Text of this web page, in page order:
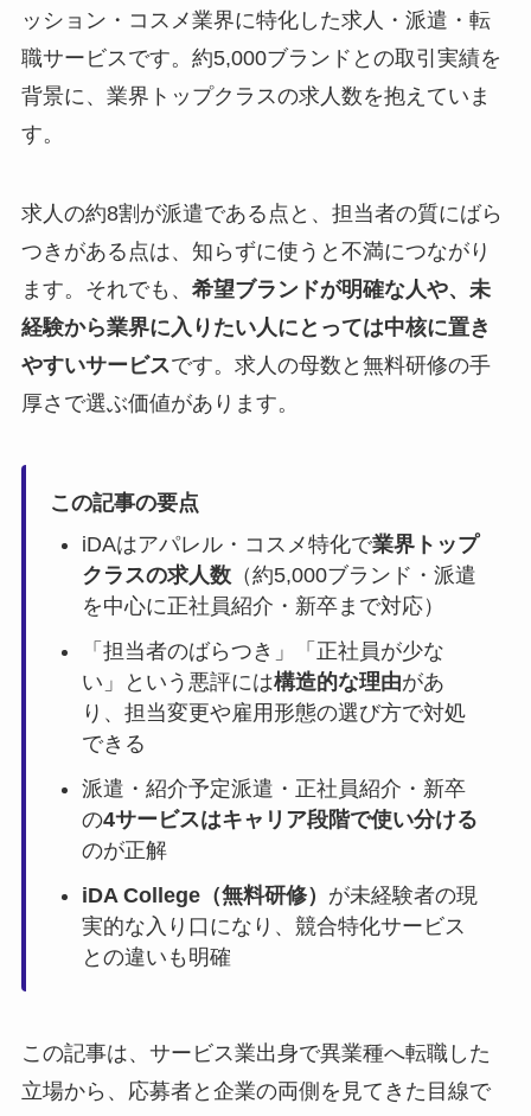
ッション・コスメ業界に特化した求人・派遣・転
職サービスです。約5,000ブランドとの取引実績を
背景に、業界トップクラスの求人数を抱えていま
す。
求人の約8割が派遣である点と、担当者の質にばら
つきがある点は、知らずに使うと不満につながり
ます。それでも、 希望ブランドが明確な人や、未
経験から業界に入りたい人にとっては中核に置き
やすいサービスです。求人の母数と無料研修の手
厚さで選ぶ価値があります。
この記事の要点
iDAはアパレル・コスメ特化で業界トップ
クラスの求人数（約5,000ブランド・派遣
を中心に正社員紹介・新卒まで対応）
「担当者のばらつき」「正社員が少な
い」という悪評には構造的な理由があ
り、担当変更や雇用形態の選び方で対処
できる
派遣・紹介予定派遣・正社員紹介・新卒
の4サービスはキャリア段階で使い分ける
のが正解
iDA College（無料研修） が未経験者の現
実的な入り口になり、競合特化サービス
との違いも明確
この記事は、サービス業出身で異業種へ転職した
立場から、応募者と企業の両側を見てきた目線で